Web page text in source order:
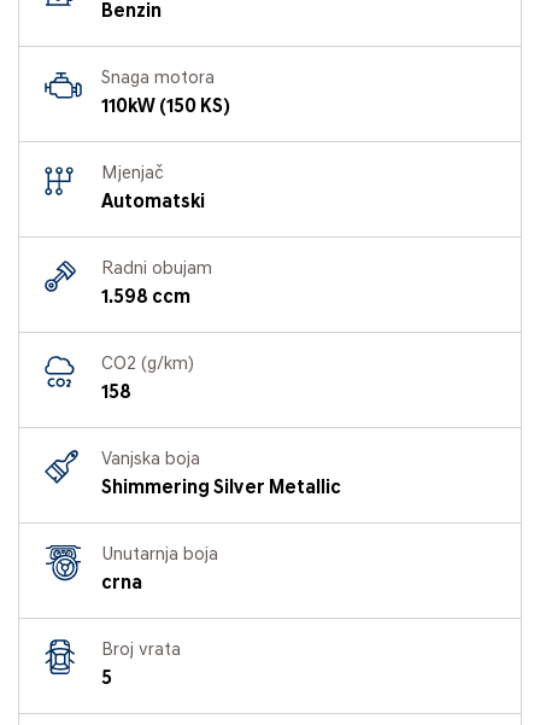
Benzin
Snaga motora
110kW (150 KS)
Mjenjač
Automatski
Radni obujam
1.598 ccm
CO2 (g/km)
158
Vanjska boja
Shimmering Silver Metallic
Unutarnja boja
crna
Broj vrata
5